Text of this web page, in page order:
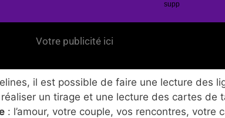
supp
Votre publicité ici
il est possible de faire une lecture des
un tirage et une lecture des cartes de
: l’amour, votre couple, vos rencontres, votre